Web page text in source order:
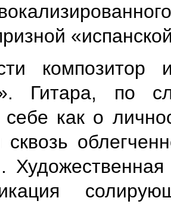
композитор
Гитара, по
себе как о
сквозь